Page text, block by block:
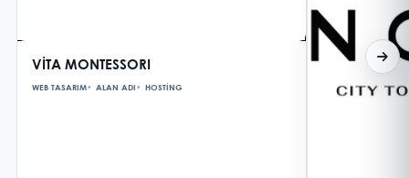
VİTA MONTESSORI
WEB TASARIM ALAN ADI HOSTING